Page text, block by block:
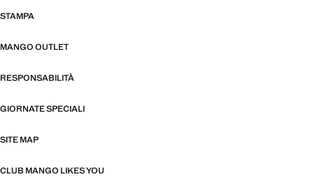
STAMPA
MANGO OUTLET
RESPONSABILITÀ
GIORNATE SPECIALI
SITE MAP
CLUB MANGO LIKES YOU